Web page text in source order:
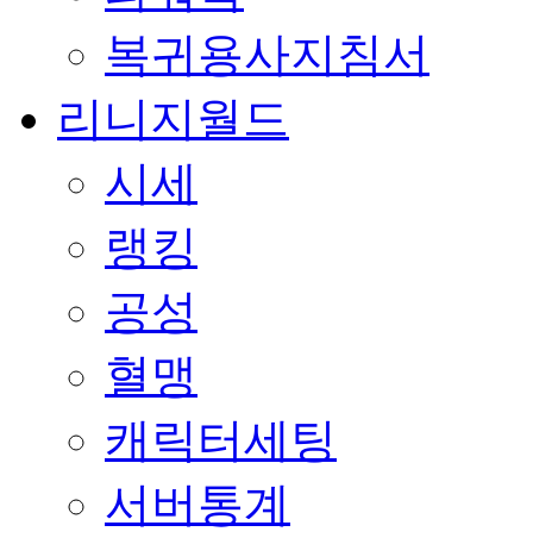
복귀용사지침서
리니지월드
시세
랭킹
공성
혈맹
캐릭터세팅
서버통계